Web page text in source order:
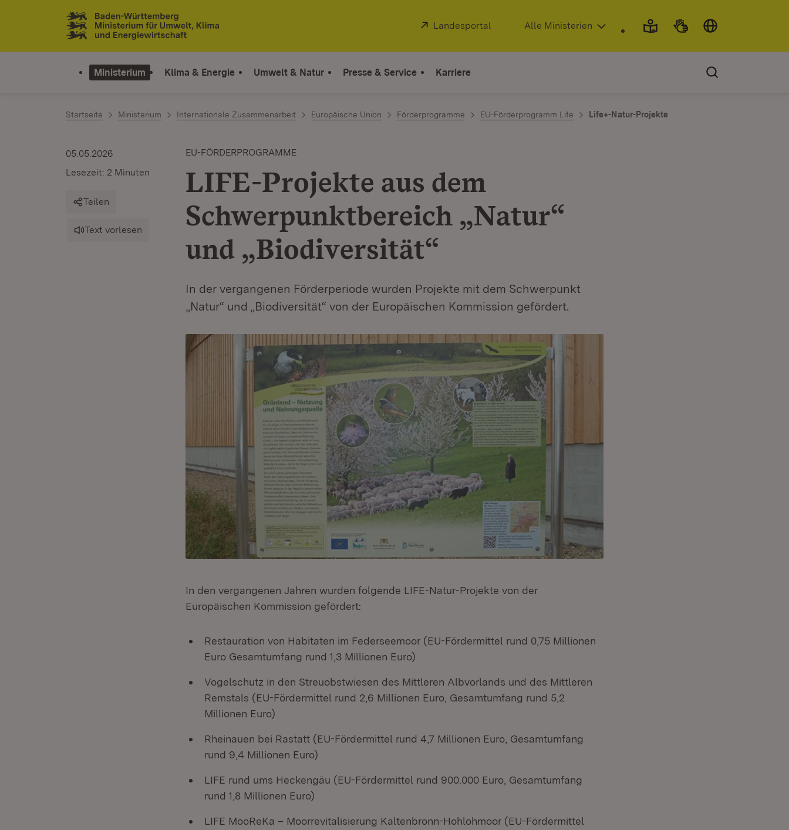
Zum Inhalt springen
Link zur Startseite
Extern:
Landesportal (Öffnet in neuem Fenster)
Alle Ministerien
Ministerium Klima & Energie Umwelt & Natur Presse & Service Karriere
Startseite Ministerium Internationale Zusammenarbeit Europäische Union Förderprogramme EU-Förderprogramm Life Life+-Natur-Projekte
EU-FÖRDERPROGRAMME
LIFE-Projekte aus dem
Schwerpunktbereich „Natur“
und „Biodiversität“
In der vergangenen Förderperiode wurden Projekte mit dem Schwerpunkt
„Natur“ und „Biodiversität“ von der Europäischen Kommission gefördert.
05.05.2026
Lesezeit: 2 Minuten
Teilen
Text vorlesen
In den vergangenen Jahren wurden folgende LIFE-Natur-Projekte von der
Europäischen Kommission gefördert:
Restauration von Habitaten im Federseemoor (EU-Fördermittel rund 0,75 Millionen
Euro Gesamtumfang rund 1,3 Millionen Euro)
Vogelschutz in den Streuobstwiesen des Mittleren Albvorlands und des Mittleren
Remstals (EU-Fördermittel rund 2,6 Millionen Euro, Gesamtumfang rund 5,2
Millionen Euro)
Rheinauen bei Rastatt (EU-Fördermittel rund 4,7 Millionen Euro, Gesamtumfang
rund 9,4 Millionen Euro)
LIFE rund ums Heckengäu (EU-Fördermittel rund 900.000 Euro, Gesamtumfang
rund 1,8 Millionen Euro)
LIFE MooReKa – Moorrevitalisierung Kaltenbronn-Hohlohmoor (EU-Fördermittel